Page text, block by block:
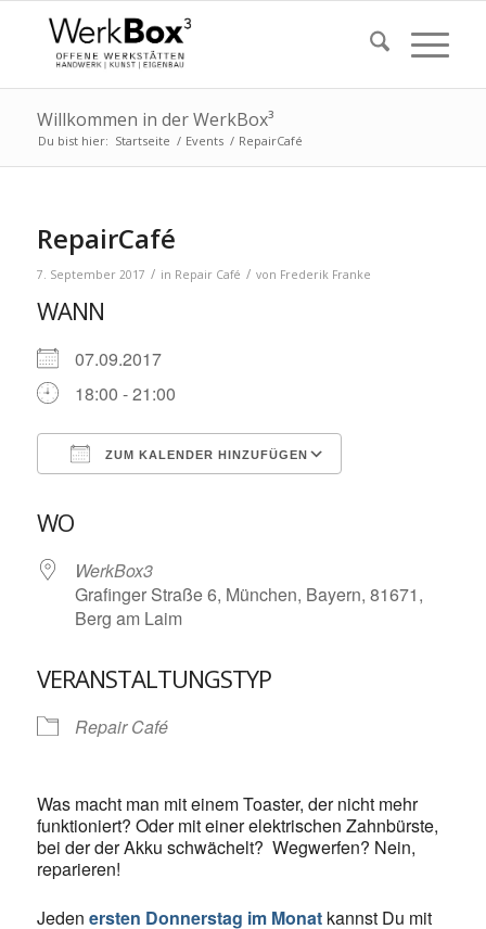
Willkommen in der WerkBox³
Du bist hier: Startseite / Events / RepairCafé
RepairCafé
7. September 2017 / in Repair Café / von Frederik Franke
WANN
07.09.2017
18:00 - 21:00
ZUM KALENDER HINZUFÜGEN
WO
WerkBox3
Grafinger Straße 6, München, Bayern, 81671,
Berg am Laim
VERANSTALTUNGSTYP
Repair Café
Was macht man mit einem Toaster, der nicht mehr
funktioniert? Oder mit einer elektrischen Zahnbürste,
bei der der Akku schwächelt? Wegwerfen? Nein,
reparieren!
Jeden ersten Donnerstag im Monatkannst Du mit